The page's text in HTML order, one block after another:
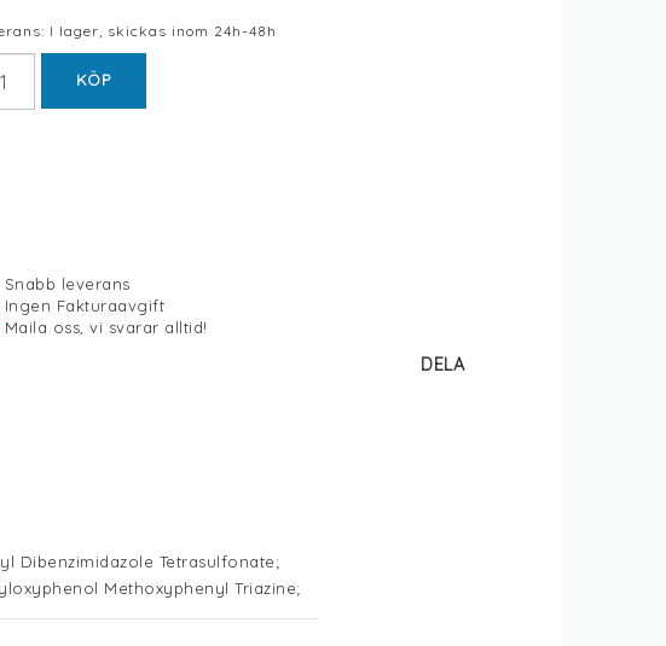
I lager, skickas inom 24h-48h
KÖP
Snabb leverans
Ingen Fakturaavgift
Maila oss, vi svarar alltid!
DELA
Dibenzimidazole Tetrasulfonate;
Methoxyphenyl Triazine;
Glycol Dibenzoate; Butylene Glycol
Ceteareth-25; C12-20 Alkyl